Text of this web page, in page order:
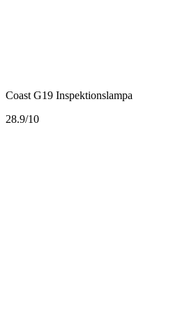
Coast G19 Inspektionslampa
28.9/10